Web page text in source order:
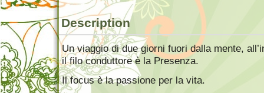
Description
Un viaggio di due giorni fuori dalla mente,
il filo conduttore è la Presenza.
Il focus è la passione per la vita.